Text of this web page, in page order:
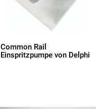
Common Rail
Einspritzpumpe von Delphi